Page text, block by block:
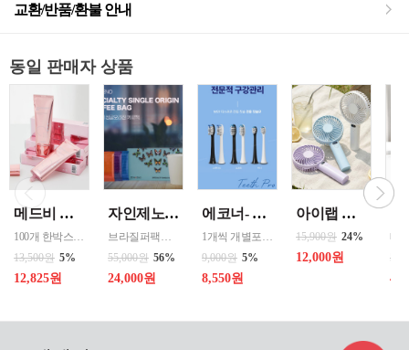
교환/반품/환불 안내
동일 판매자 상품
메드비 원더핏 비비 13호 50ml
100개 한박스 도매 상담환영 - 문의 쿠독 -
13,500원 5%
12,825원
자인제노 3종 21입 싱글 로스팅 커피백 13ml 고용량 1케이스 단위 판매
브라질퍼팩트내추럴커피 7개 에티오피아 게데브 워시드커피 7개 콜롬비아 슈가케인 7개
55,000원 56%
24,000원
에코너- MS2 티스프로 음파 전동칫솔모 1입 단품 *3개 / 색상선택 화이트 블랙 선택
1개씩 개별포장되어있고 3개 단위로 판매중입니다
9,000원 5%
8,550원
아이랩 클래식 LED 팬 2026년신형 3단계바람조절 LED 무선 테이블가능
15,900원 24%
12,000원